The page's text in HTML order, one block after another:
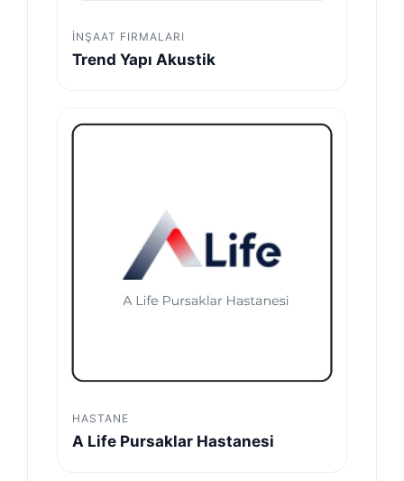
İNŞAAT FIRMALARI
Trend Yapı Akustik
HASTANE
A Life Pursaklar Hastanesi